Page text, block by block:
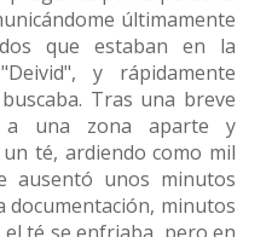
últimamente
que estaban en la
y rápidamente
Tras una breve
a una zona aparte y
té, ardiendo como mil
ausentó unos minutos
documentación, minutos